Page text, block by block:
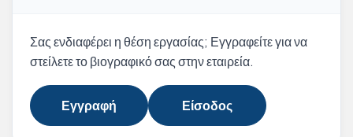
Σας ενδιαφέρει η θέση εργασίας; Εγγραφείτε για να
στείλετε το βιογραφικό σας στην εταιρεία.
Εγγραφή Είσοδος